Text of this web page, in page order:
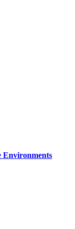
Environments